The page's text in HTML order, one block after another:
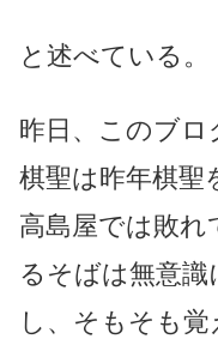
と述べている。
昨日、このブロ
棋聖は昨年棋聖
高島屋では敗れ
るそばは無意
し、そもそも